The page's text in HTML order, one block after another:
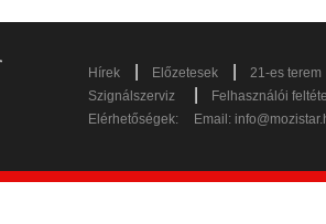
Hírek Előzetesek
21-es terem
Szignálszerviz
Felhasználói
Elérhetőségek:
Email: